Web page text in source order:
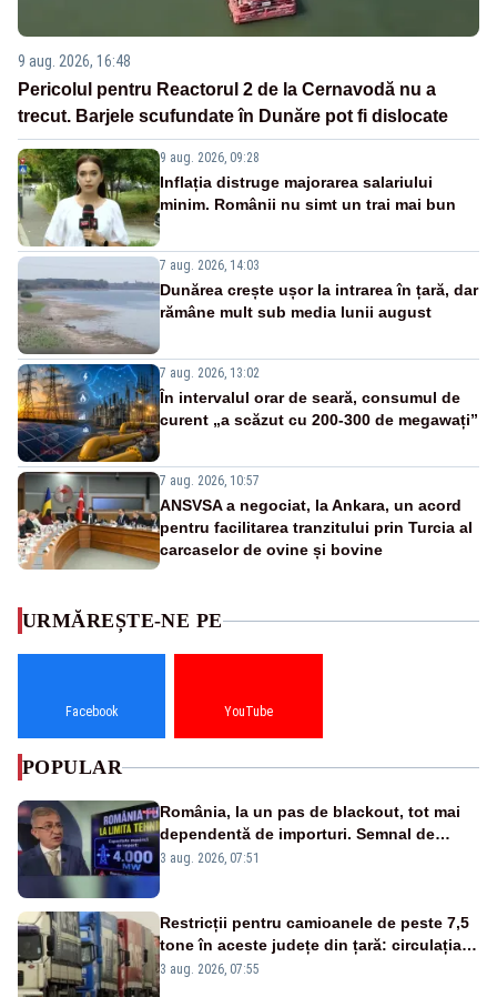
9 aug. 2026, 16:48
Pericolul pentru Reactorul 2 de la Cernavodă nu a
trecut. Barjele scufundate în Dunăre pot fi dislocate
9 aug. 2026, 09:28
Inflația distruge majorarea salariului
minim. Românii nu simt un trai mai bun
7 aug. 2026, 14:03
Dunărea crește ușor la intrarea în țară, dar
rămâne mult sub media lunii august
7 aug. 2026, 13:02
În intervalul orar de seară, consumul de
curent „a scăzut cu 200-300 de megawați”
7 aug. 2026, 10:57
ANSVSA a negociat, la Ankara, un acord
pentru facilitarea tranzitului prin Turcia al
carcaselor de ovine și bovine
URMĂREȘTE-NE PE
Facebook YouTube
POPULAR
România, la un pas de blackout, tot mai
dependentă de importuri. Semnal de
alarmă tras de un expert în energie
3 aug. 2026, 07:51
Restricții pentru camioanele de peste 7,5
tone în aceste județe din țară: circulația
este interzisă luni, între orele 12:00 și
3 aug. 2026, 07:55